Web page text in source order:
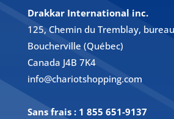
Drakkar International inc.
125, Chemin du Tremblay,
Boucherville (Québec)
Canada J4B 7K4
info@chariotshopping.com
Sans frais : 1 855 651-9137